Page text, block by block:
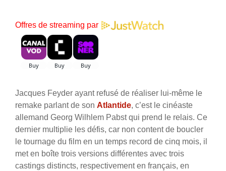
Offres de streaming par
Jacques Feyder ayant refusé de réaliser lui-même le
remake parlant de son Atlantide, c’est le cinéaste
allemand Georg Wilhlem Pabst qui prend le relais. Ce
dernier multiplie les défis, car non content de boucler
le tournage du film en un temps record de cinq mois, il
met en boîte trois versions différentes avec trois
castings distincts, respectivement en français, en